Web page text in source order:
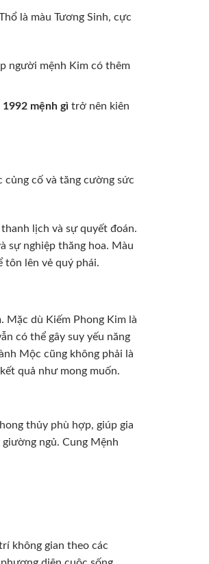
là màu Tương Sinh, cực
người mệnh Kim có thêm
1992 mệnh gì trở nên kiên
củng cố và tăng cường sức
lịch và sự quyết đoán.
sự nghiệp thăng hoa. Màu
tôn lên vẻ quý phái.
Mặc dù Kiếm Phong Kim là
có thể gây suy yếu năng
Mộc cũng không phải là
quả như mong muốn.
thủy phù hợp, giúp gia
ngủ. Cung Mệnh
không gian theo các